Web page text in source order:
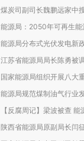
煤炭司副司长魏鹏远家中
能源局：2050年可再生能
能源局分布式光伏发电新
江苏省能源局局长陈勇被
国家能源局组织开展八大
能源局规范煤制油气行业
【反腐周记】梁波被查
陕西省能源局原副局长闫